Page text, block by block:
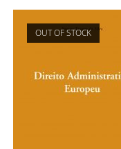
OUT OF STOCK